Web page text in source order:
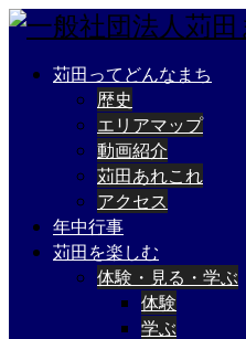
苅田ってどんなまち
歴史
エリアマップ
動画紹介
苅田あれこれ
アクセス
年中行事
苅田を楽しむ
体験・見る・学ぶ
体験
学ぶ